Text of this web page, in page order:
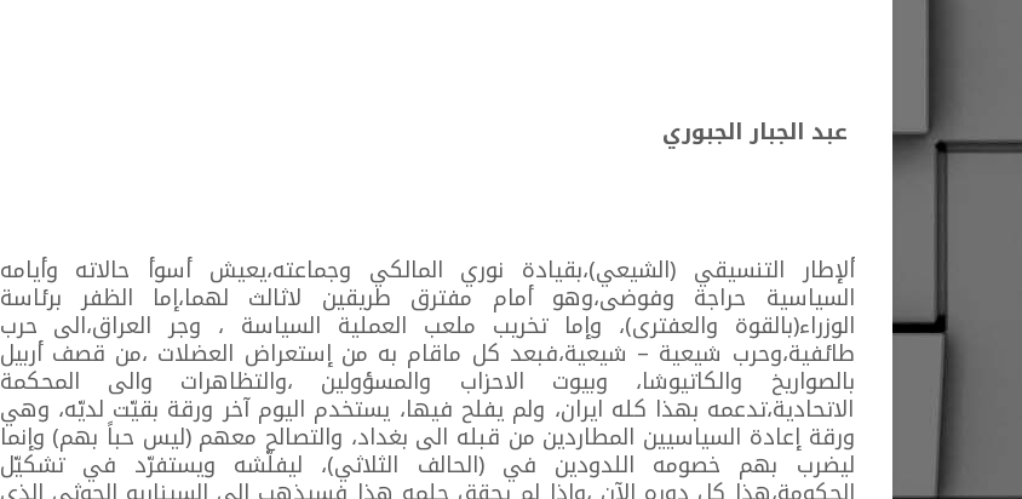
عبد الجبار الجبوري
ألإطار التنسيقي (الشيعي)،بقيادة نوري المالكي وجماعته،يعيش أسوأ حالاته وأيامه
السياسية حراجة وفوضى،وهو أمام مفترق طريقين لاثالث لهما،إما الظفر برئاسة
الوزراء(بالقوة والعفترى)، وإما تخريب ملعب العملية السياسة ، وجر العراق،الى حرب
طائفية،وحرب شيعية – شيعية،فبعد كل ماقام به من إستعراض العضلات ،من قصف أربيل
بالصواريخ والكاتيوشا، وبيوت الاحزاب والمسؤولين ،والتظاهرات والى المحكمة
الاتحادية،تدعمه بهذا كله ايران، ولم يفلح فيها، يستخدم اليوم آخر ورقة بقيّت لديّه، وهي
ورقة إعادة السياسيين المطاردين من قبله الى بغداد، والتصالح معهم (ليس حباً بهم) وإنما
ليضرب بهم خصومه اللدودين في (الحالف الثلاثي)، ليفلّشه ويستفرّد في تشكيّل